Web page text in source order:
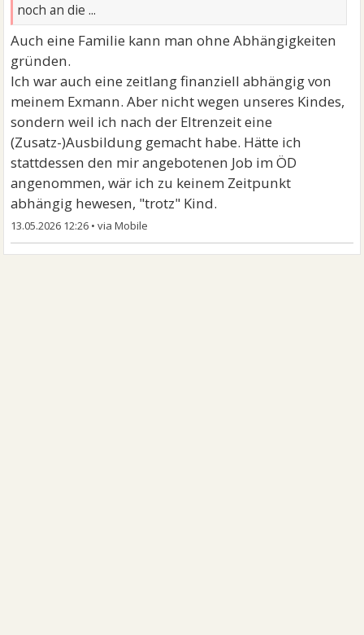
noch an die ...
Auch eine Familie kann man ohne Abhängigkeiten
gründen.
Ich war auch eine zeitlang finanziell abhängig von
meinem Exmann. Aber nicht wegen unseres Kindes,
sondern weil ich nach der Eltrenzeit eine
(Zusatz-)Ausbildung gemacht habe. Hätte ich
stattdessen den mir angebotenen Job im ÖD
angenommen, wär ich zu keinem Zeitpunkt
abhängig hewesen, "trotz" Kind.
13.05.2026 12:26 •